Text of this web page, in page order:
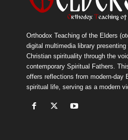
Orthodox Teaching of the Elders
digital multimedia library presenting
Christian spirituality through the
contemporary Spiritual Fathers.
offers reflections from modern-day
spiritual life, serving as a modern